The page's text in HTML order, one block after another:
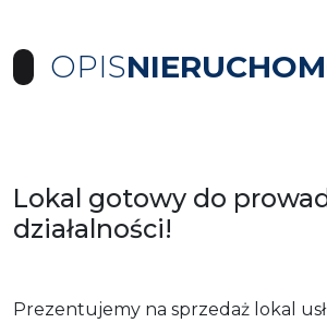
OPIS
Lokal gotowy do
działalności!
Prezentujemy na sprzedaż lokal